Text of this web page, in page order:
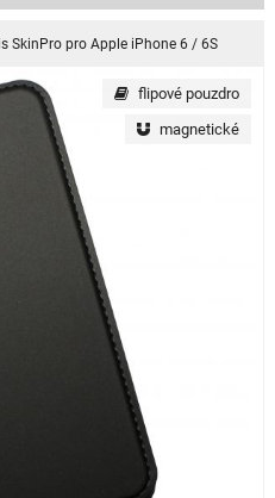
SkinPro pro Apple iPhone 6 / 6S
flipové pouzdro
magnetické